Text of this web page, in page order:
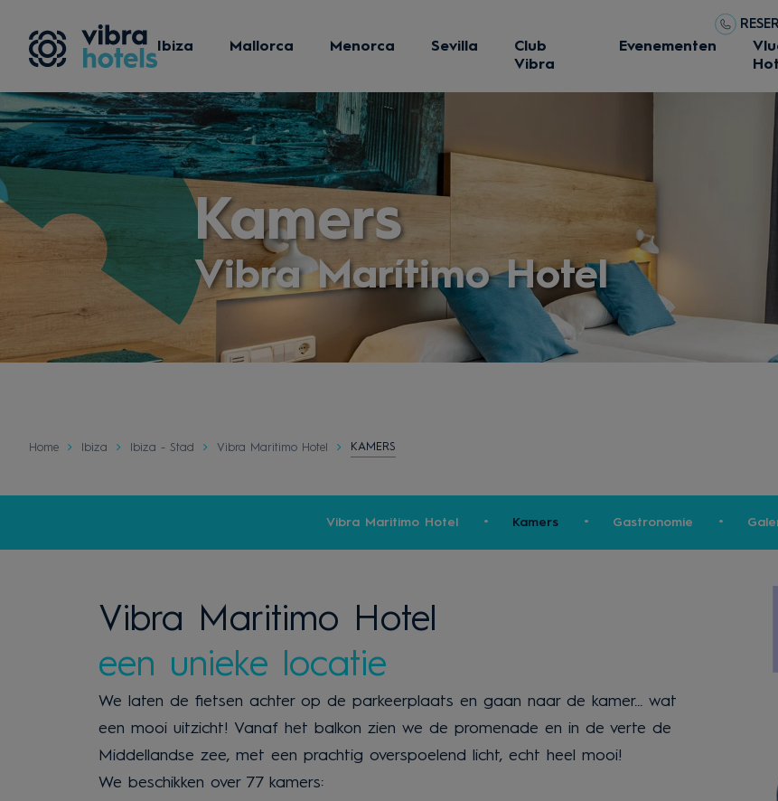
Ibiza Mallorca Menorca Sevilla
Club
Vibra
Evenementen
Kamers
Vibra Marítimo Hotel
Home Ibiza Ibiza - Stad Vibra Maritimo Hotel KAMERS
Vibra Maritimo Hotel Kamers Gastronomie
Vibra Maritimo Hotel
een unieke locatie
We laten de fietsen achter op de parkeerplaats en gaan naar de kamer... wat
een mooi uitzicht! Vanaf het balkon zien we de promenade en in de verte de
Middellandse zee, met een prachtig overspoelend licht, echt heel mooi!
We beschikken over 77 kamers: